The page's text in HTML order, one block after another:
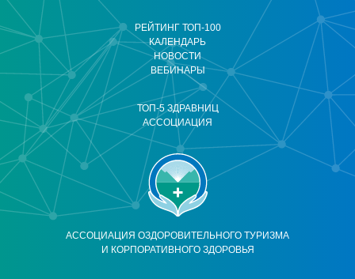
АССОЦИАЦИЯ ОЗДОРОВИТЕЛЬНОГО ТУРИЗМА
И КОРПОРАТИВНОГО ЗДОРОВЬЯ
РЕЙТИНГ ТОП-100
КАЛЕНДАРЬ
НОВОСТИ
ВЕБИНАРЫ
ТОП-5 ЗДРАВНИЦ
АССОЦИАЦИЯ